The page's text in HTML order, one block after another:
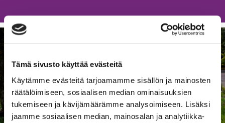
en
ny
flik
Tämä sivusto käyttää evästeitä
Käytämme evästeitä tarjoamamme sisällön ja mainosten
räätälöimiseen, sosiaalisen median ominaisuuksien
tukemiseen ja kävijämäärämme analysoimiseen. Lisäksi
jaamme sosiaalisen median, mainosalan ja analytiikka-